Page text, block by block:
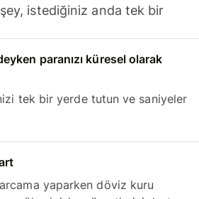
istediğiniz anda tek bir
paranızı küresel olarak
tek bir yerde tutun ve saniyeler
yaparken döviz kuru